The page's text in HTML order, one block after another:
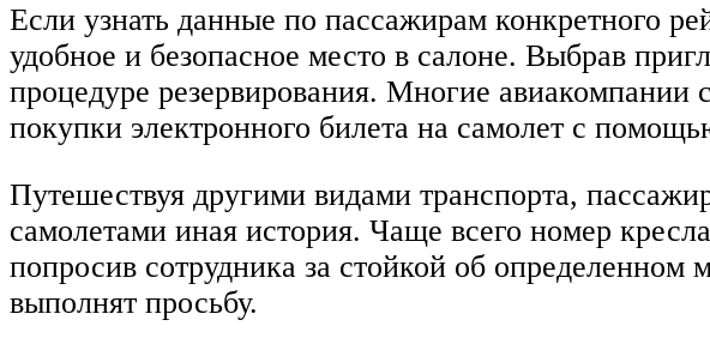
Если узнать данные по пассажирам конкретного
удобное и безопасное место в салоне. Выбрав
процедуре резервирования. Многие авиакомпании
покупки электронного билета на самолет с
Путешествуя другими видами транспорта,
самолетами иная история. Чаще всего номер
попросив сотрудника за стойкой об
выполнят просьбу.